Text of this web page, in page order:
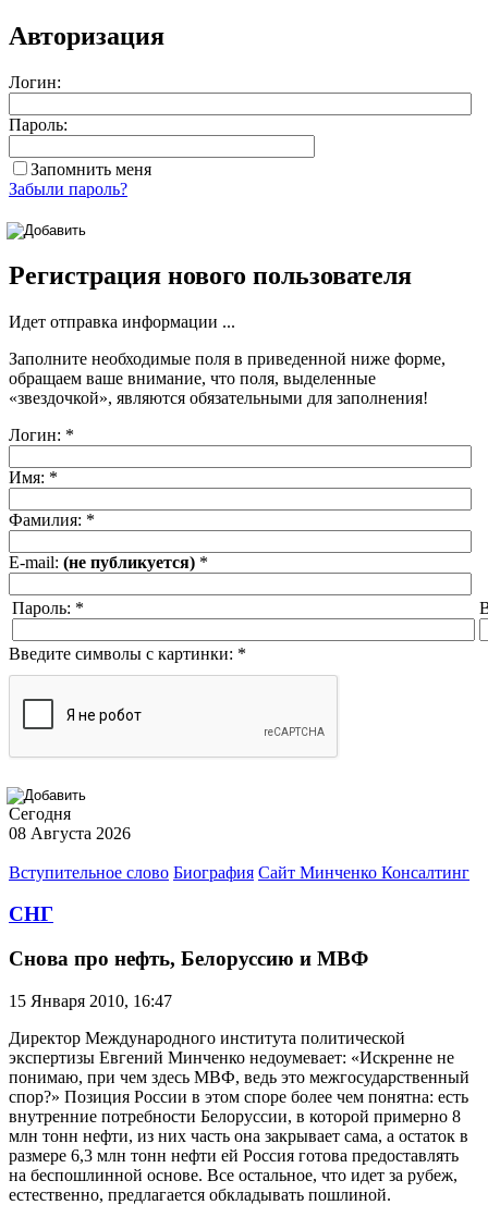
Авторизация
Логин:
Пароль:
Запомнить меня
Забыли пароль?
Регистрация нового пользователя
Идет отправка информации ...
Заполните необходимые поля в приведенной ниже форме,
обращаем ваше внимание, что поля, выделенные
«звездочкой», являются обязательными для заполнения!
Логин: *
Имя: *
Фамилия: *
E-mail: (не публикуется) *
Пароль: *
Введите символы с картинки: *
Сегодня
08 Августа 2026
Вступительное слово Биография Сайт Минченко Консалтинг
СНГ
Снова про нефть, Белоруссию и МВФ
15 Января 2010, 16:47
Директор Международного института политической
экспертизы Евгений Минченко недоумевает: «Искренне не
понимаю, при чем здесь МВФ, ведь это межгосударственный
спор?» Позиция России в этом споре более чем понятна: есть
внутренние потребности Белоруссии, в которой примерно 8
млн тонн нефти, из них часть она закрывает сама, а остаток в
размере 6,3 млн тонн нефти ей Россия готова предоставлять
на беспошлинной основе. Все остальное, что идет за рубеж,
естественно, предлагается обкладывать пошлиной.